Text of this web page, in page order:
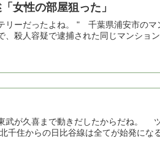
女性の部屋狙った」
リーだったよね。 " 千葉県浦安市の
、殺人容疑で逮捕された同じマンショ
武が久喜まで動きだしたからだね。
住からの日比谷線は全てが始発にな